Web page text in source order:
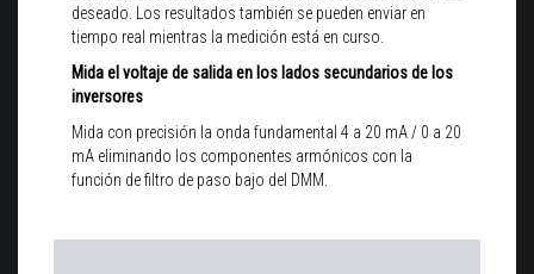
deseado. Los resultados también se pueden enviar en
tiempo real mientras la medición está en curso.
Mida el voltaje de salida en los lados secundarios de los
inversores
Mida con precisión la onda fundamental 4 a 20 mA / 0 a 20
mA eliminando los componentes armónicos con la
función de filtro de paso bajo del DMM.